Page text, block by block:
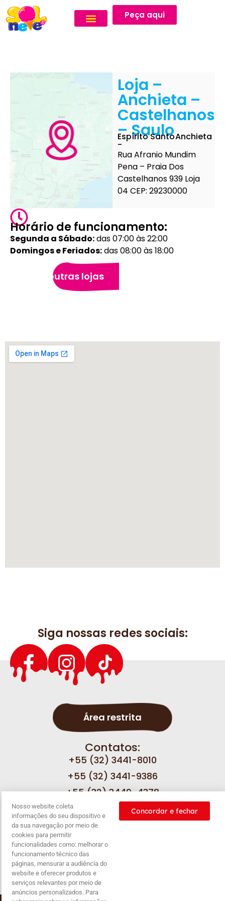
Peça aqui
Loja –
Anchieta –
Castelhanos
– Saulo
Espírito Santo
-
Anchieta
Rua Afranio Mundim
Pena – Praia Dos
Castelhanos 939 Loja
04 CEP: 29230000
Horário de funcionamento:
Segunda a Sábado:das 07:00 às 22:00
Domingos e Feriados:das 08:00 às 18:00
Veja outras lojas
Siga nossas redes sociais:
Área restrita
Contatos:
+55 (32) 3441-8010
+55 (32) 3441-9386
+55 (32) 3449-4378
Fale com a gente
Nossas
promoções
Política de
privacidade
Nosso website coleta
informações do seu dispositivo e
da sua navegação por meio de
cookies para permitir
funcionalidades como: melhorar o
funcionamento técnico das
páginas, mensurar a audiência do
website e oferecer produtos e
serviços relevantes por meio de
anúncios personalizados. Para
Concordar e fechar